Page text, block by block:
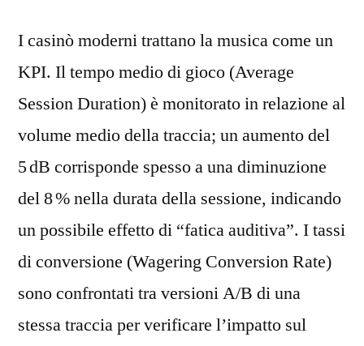
I casinò moderni trattano la musica come un
KPI. Il tempo medio di gioco (Average
Session Duration) è monitorato in relazione al
volume medio della traccia; un aumento del
5 dB corrisponde spesso a una diminuzione
del 8 % nella durata della sessione, indicando
un possibile effetto di “fatica auditiva”. I tassi
di conversione (Wagering Conversion Rate)
sono confrontati tra versioni A/B di una
stessa traccia per verificare l’impatto sul